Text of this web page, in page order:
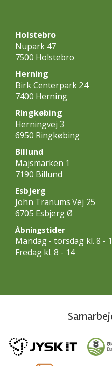
Holstebro
Nupark 47
7500 Holstebro
Herning
Birk Centerpark 24
7400 Herning
Ringkøbing
Herningvej 3
6950 Ringkøbing
Billund
Majsmarken 1
7190 Billund
Esbjerg
John Tranums Vej 25
6705 Esbjerg Ø
Åbningstider
Mandag - torsdag kl. 8 -
Fredag kl. 8 - 14